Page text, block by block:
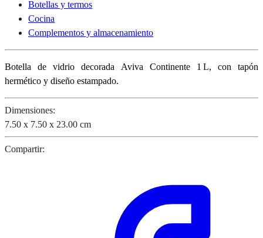
Botellas y termos
Cocina
Complementos y almacenamiento
Botella de vidrio decorada Aviva Continente 1 L, con tapón
hermético y diseño estampado.
Dimensiones:
7.50 x 7.50 x 23.00 cm
Compartir: